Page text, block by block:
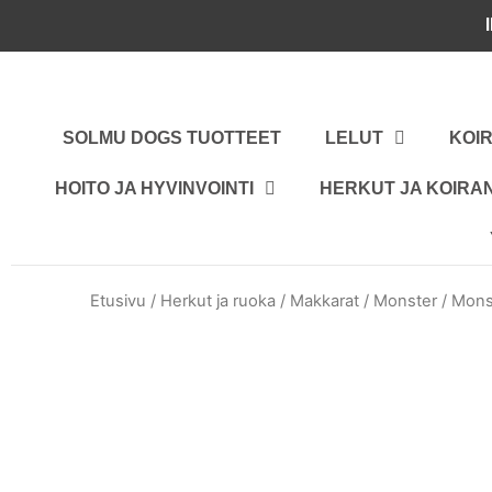
SOLMU DOGS TUOTTEET LELUT
HOITO JA HYVINVOINTI HERKUT JA
Etusivu / Herkut ja ruoka / Makkarat / Monster /